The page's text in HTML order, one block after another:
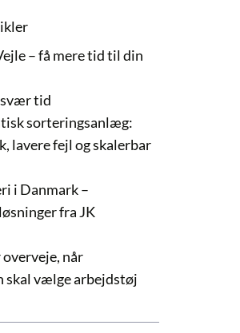
– få mere tid til din
svær tid
sorteringsanlæg:
lavere fejl og skalerbar
i Danmark –
fra JK
når
skal vælge arbejdstøj